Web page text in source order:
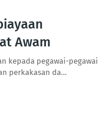
Awam
kepada pegawai-pegawai
perkakasan da…